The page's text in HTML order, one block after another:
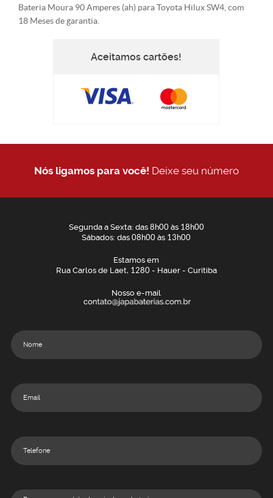
Bateria Moura 90 Amperes (ah) para Toyota Hilux SW4, com
18 Meses de garantia.
Aceitamos cartões!
Nós ligamos para você! Deixe seu número
Segunda a Sexta: das 8h00às 18h00
Sábados: das08h00 às 13h00
Estamos em
Rua Carlos de Laet, 1280- Hauer - Curitiba
Nosso e-mail